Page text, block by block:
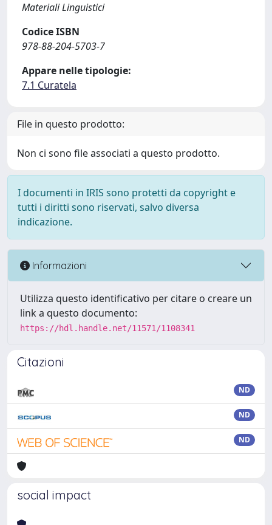
Materiali Linguistici
Codice ISBN
978-88-204-5703-7
Appare nelle tipologie:
7.1 Curatela
File in questo prodotto:
Non ci sono file associati a questo prodotto.
I documenti in IRIS sono protetti da copyright e
tutti i diritti sono riservati, salvo diversa
indicazione.
Informazioni
Utilizza questo identificativo per citare o creare un
link a questo documento:
https://hdl.handle.net/11571/1108341
Citazioni
ND
ND
ND
social impact